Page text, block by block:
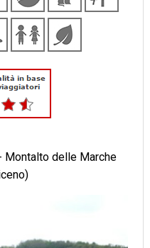
Montalto delle Marche